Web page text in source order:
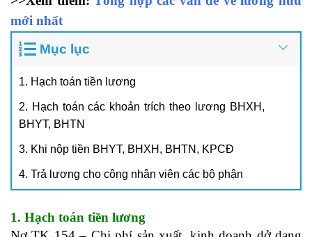
mới nhất
Mục lục
1. Hạch toán tiền lương
2. Hạch toán các khoản trích theo lương BHXH,
BHYT, BHTN
3. Khi nộp tiền BHYT, BHXH, BHTN, KPCĐ
4. Trả lương cho công nhân viên các bộ phận
1. Hạch toán tiền lương